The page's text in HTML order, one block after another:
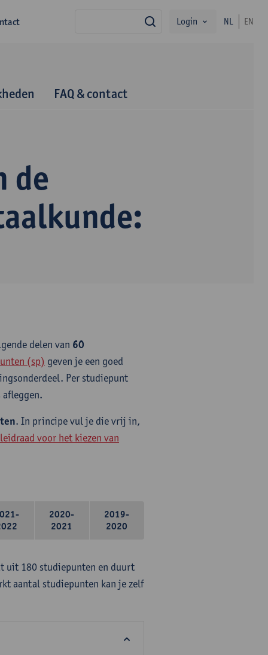
zoekLogin NL EN
FAQ & contact
de
delen van 60
(sp) geven je een goed
Per studiepunt
afleggen.
. In principe vul je die vrij in,
leidraad voor het kiezen van
2020-
2021
2019-
2020
uit 180 studiepunten en duurt
aantal studiepunten kan je zelf